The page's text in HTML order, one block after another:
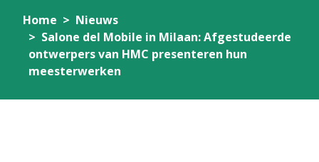
Home
Nieuws
Salone del Mobile in Milaan: Afgestudeerde
ontwerpers van HMC presenteren hun
meesterwerken